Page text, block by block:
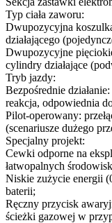
Typ ciała zaworu:
Dwupozycyjna
działającego
Dwupozycyjne
cylindry działające
Tryb jazdy:
Bezpośrednie
reakcja, odpowiednia
Pilot-operowany:
(scenariusze dużego
Specjalny projekt:
Cewki odporne na
łatwopalnych
Niskie zużycie energii
baterii;
Ręczny przycisk
ścieżki gazowej w